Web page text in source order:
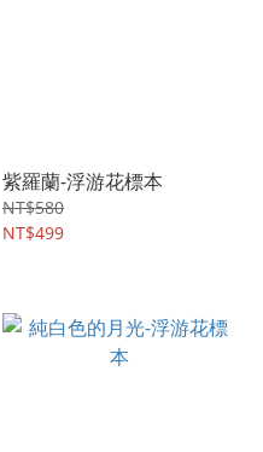
紫羅蘭-浮游花標本
NT$580
NT$499